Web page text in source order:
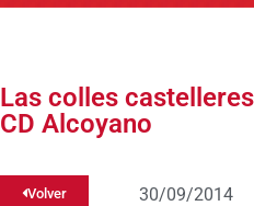
Las colles
CD Alcoyano
Volver 30/09/2014